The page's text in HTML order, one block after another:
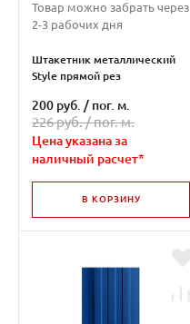
Товар можно забрать через
2-3 рабочих дня
Штакетник металлический
Style прямой рез
200 руб. / пог. м.
226 руб. /пог. м.
Цена указана за
наличный расчет*
В КОРЗИНУ